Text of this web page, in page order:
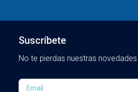
Suscríbete
No te pierdas nuestras